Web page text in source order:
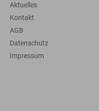
Aktuelles
Kontakt
AGB
Datenschutz
Impressum